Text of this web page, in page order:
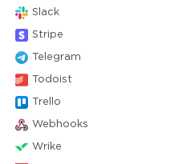
Slack
Stripe
Telegram
Todoist
Trello
Webhooks
Wrike